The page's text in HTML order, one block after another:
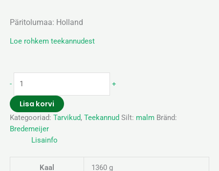
Päritolumaa: Holland
Loe rohkem teekannudest
- +
Lisa korvi
Kategooriad: Tarvikud, Teekannud Silt: malm Bränd:
Bredemeijer
Lisainfo
Kaal 1360 g